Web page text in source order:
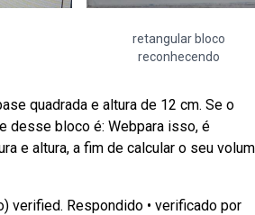
retangular bloco
reconhecendo
quadrada e altura de 12 cm. Se o
desse bloco é: Webpara isso, é
e altura, a fim de calcular o seu
verified. Respondido • verificado por